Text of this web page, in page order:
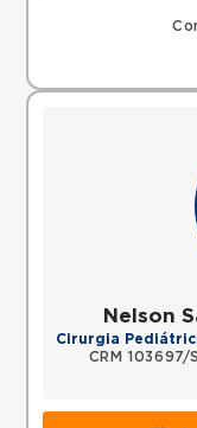
Nelson
Cirurgia
CRM 103697/